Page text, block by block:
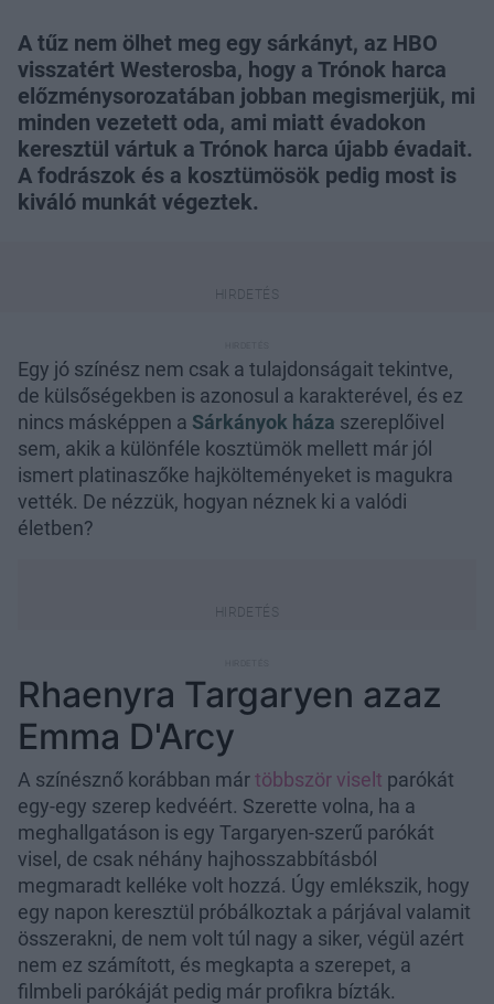
A tűz nem ölhet meg egy sárkányt, az HBO
visszatért Westerosba, hogy a Trónok harca
előzménysorozatában jobban megismerjük, mi
minden vezetett oda, ami miatt évadokon
keresztül vártuk a Trónok harca újabb évadait.
A fodrászok és a kosztümösök pedig most is
kiváló munkát végeztek.
Egy jó színész nem csak a tulajdonságait tekintve,
de külsőségekben is azonosul a karakterével, és ez
nincs másképpen a Sárkányok háza szereplőivel
sem, akik a különféle kosztümök mellett már jól
ismert platinaszőke hajkölteményeket is magukra
vették. De nézzük, hogyan néznek ki a valódi
életben?
Rhaenyra Targaryen azaz
Emma D'Arcy
A színésznő korábban mártöbbször viselt parókát
egy-egy szerep kedvéért. Szerette volna, ha a
meghallgatáson is egy Targaryen-szerű parókát
visel, de csak néhány hajhosszabbításból
megmaradt kelléke volt hozzá. Úgy emlékszik, hogy
egy napon keresztül próbálkoztak a párjával valamit
összerakni, de nem volt túl nagy a siker, végül azért
nem ez számított, és megkapta a szerepet, a
filmbeli parókáját pedig már profikra bízták.